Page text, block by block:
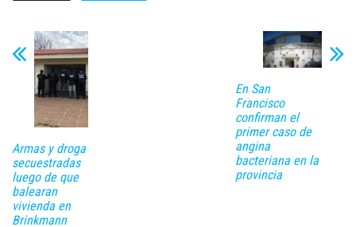
Armas y droga
secuestradas
luego de que
balearan
vivienda en
Brinkmann
En San
Francisco
confirman el
primer caso de
angina
bacteriana en la
provincia